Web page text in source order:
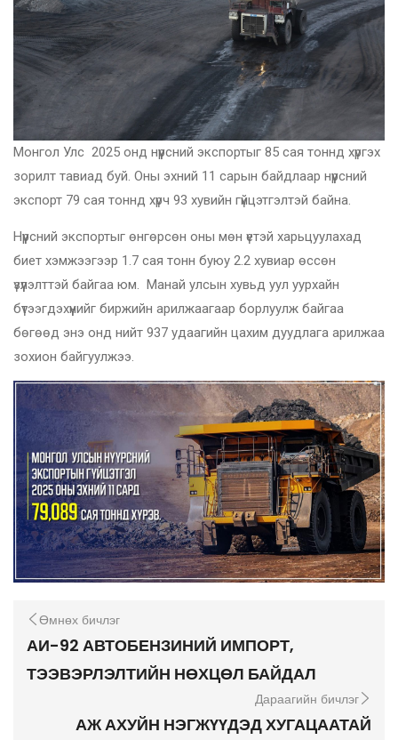
Монгол Улс 2025 онд нүүрсний экспортыг 85 сая тоннд хүргэх
зорилт тавиад буй. Оны эхний 11 сарын байдлаар нүүрсний
экспорт 79 сая тоннд хүрч 93 хувийн гүйцэтгэлтэй байна.
Нүүрсний экспортыг өнгөрсөн оны мөн үетэй харьцуулахад
биет хэмжээгээр 1.7 сая тонн буюу 2.2 хувиар өссөн
үзүүлэлттэй байгаа юм. Манай улсын хувьд уул уурхайн
бүтээгдэхүүнийг биржийн арилжаагаар борлуулж байгаа
бөгөөд энэ онд нийт 937 удаагийн цахим дуудлага арилжаа
зохион байгуулжээ.
Өмнөх бичлэг
АИ-92 АВТОБЕНЗИНИЙ ИМПОРТ,
ТЭЭВЭРЛЭЛТИЙН НӨХЦӨЛ БАЙДАЛ
Дараагийн бичлэг
АЖ АХУЙН НЭГЖҮҮДЭД ХУГАЦААТАЙ